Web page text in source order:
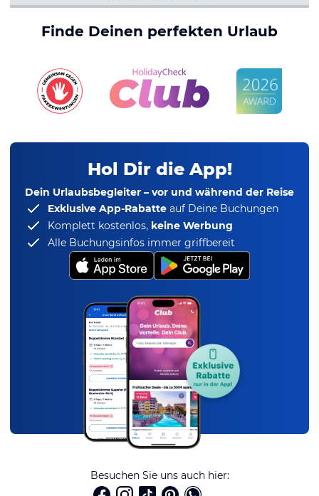
Finde Deinen perfekten Urlaub
Hol Dir die App!
Dein Urlaubsbegleiter – vor und während der Reise
Exklusive App-Rabatte auf Deine Buchungen
Komplett kostenlos, keine Werbung
Alle Buchungsinfos immer griffbereit
Besuchen Sie uns auch hier: